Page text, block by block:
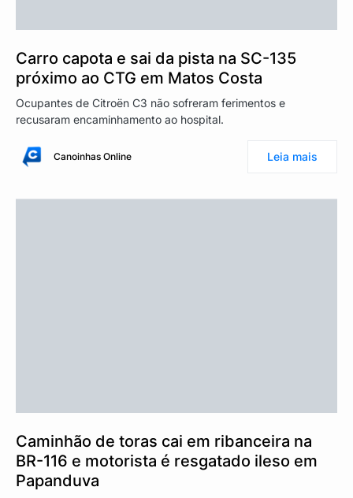
Carro capota e sai da pista na SC-135
próximo ao CTG em Matos Costa
Ocupantes de Citroën C3 não sofreram ferimentos e
recusaram encaminhamento ao hospital.
Canoinhas Online Leia mais
Caminhão de toras cai em ribanceira na
BR-116 e motorista é resgatado ileso em
Papanduva